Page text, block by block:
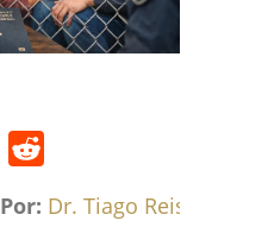
Por: Dr. Tiago Reis